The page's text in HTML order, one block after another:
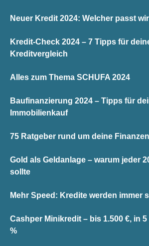
Neuer Kredit 2024: Welcher passt
Kredit-Check 2024 – 7 Tipps für
Kreditvergleich
Alles zum Thema SCHUFA 2024
Baufinanzierung 2024 – Tipps für
Immobilienkauf
75 Ratgeber rund um deine Finanzen
Gold als Geldanlage – warum jeder
sollte
Mehr Speed: Kredite werden immer
Cashper Minikredit – bis 1.500 €, in
%